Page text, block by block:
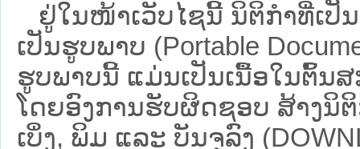
ຢູ່ໃນໜ້າ​ເວັບ​ໄຊ​ນີ້ ນິຕິກຳທີ່ເປັ
ເປັນຮູບພາບ (Portable
ຮູບພາບນີ້ ແມ່ນເປັນເນື້ອໃນຕົ້ນ
ໂດຍອົງການຮັບຜິດຊອບ ສ້າງນິ
ເບິ່ງ, ພິມ ແລະ ບັນຈຸລົງ